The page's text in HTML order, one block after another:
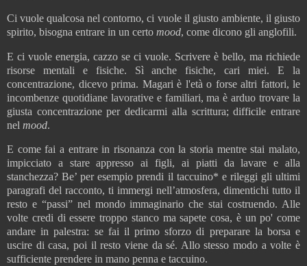
Ci vuole qualcosa nel contorno, ci vuole il giusto ambiente, il giusto
spirito, bisogna entrare in un certo mood, come dicono gli anglofili.
E ci vuole energia, cazzo se ci vuole. Scrivere è bello, ma richiede
risorse mentali e fisiche. Sì anche fisiche, cari miei. E la
concentrazione, dicevo prima. Magari è l'età o forse altri fattori, le
incombenze quotidiane lavorative e familiari, ma è arduo trovare la
giusta concentrazione per dedicarmi alla scrittura; difficile entrare
nel mood.
E come fai a entrare in risonanza con la storia mentre stai malato,
impicciato a stare appresso ai figli, ai piatti da lavare e alla
stanchezza? Be’ per esempio prendi il taccuino* e rileggi gli ultimi
paragrafi del racconto, ti immergi nell’atmosfera, dimentichi tutto il
resto e “passi” nel mondo immaginario che stai costruendo. Alle
volte credi di essere troppo stanco ma sapete cosa, è un po' come
andare in palestra: se fai il primo sforzo di preparare la borsa e
uscire di casa, poi il resto viene da sé. Allo stesso modo a volte è
sufficiente prendere in mano penna e taccuino.